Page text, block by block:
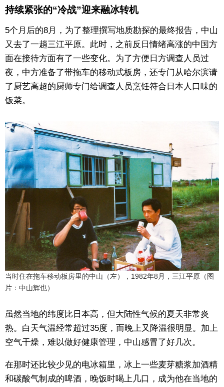
持续紧张的“冷战”迎来融冰转机
5个月后的8月，为了整理撰写地质勘探的最终报告，中山
又去了一趟三江平原。此时，之前反日情绪高涨的中国方
面在接待方面有了一些变化。为了方便日方调查人员过
夜，中方准备了带拖车的移动式板房，还专门从哈尔滨请
了厨艺高超的厨师专门给调查人员烹饪符合日本人口味的
饭菜。
当时住在拖车移动板房里的中山（左），1982年8月，三江平原（图
片：中山辉也）
虽然当地的纬度比日本高，但大陆性气候的夏天非常炎
热。白天气温经常超过35度，而晚上又降温很明显。加上
空气干燥，难以做好健康管理，中山感冒了好几次。
在那时还比较少见的电冰箱里，冰上一些麦芽糖浆加酒精
和碳酸气制成的啤酒，晚饭时喝上几口，成为他在当地的